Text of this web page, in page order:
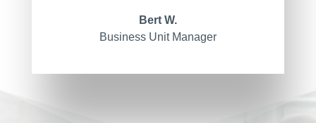
Bert W.
Business Unit Manager